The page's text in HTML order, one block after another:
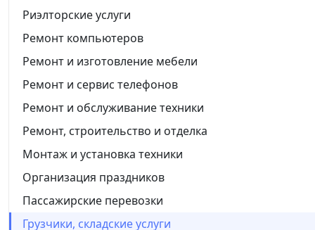
Риэлторские услуги
Ремонт компьютеров
Ремонт и изготовление мебели
Ремонт и сервис телефонов
Ремонт и обслуживание техники
Ремонт, строительство и отделка
Монтаж и установка техники
Организация праздников
Пассажирские перевозки
Грузчики, складские услуги